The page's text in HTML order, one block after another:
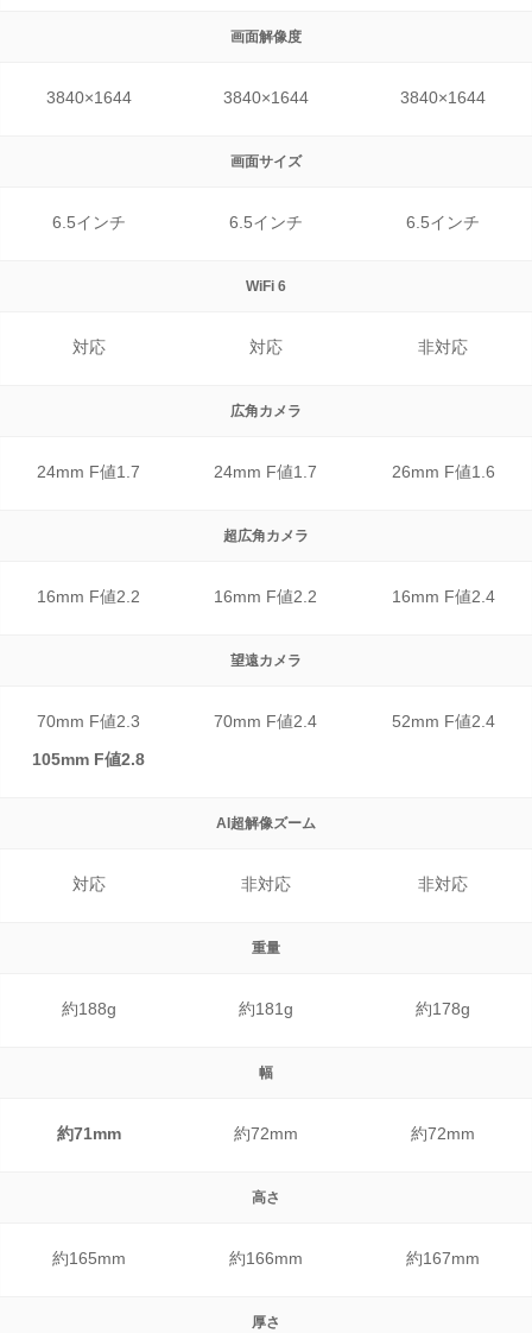
画面解像度
3840×1644 3840×1644 3840×1644
画面サイズ
6.5インチ 6.5インチ 6.5インチ
WiFi 6
対応 対応 非対応
広角カメラ
24mm F値1.7 24mm F値1.7 26mm F値1.6
超広角カメラ
16mm F値2.2 16mm F値2.2 16mm F値2.4
望遠カメラ
70mm F値2.3
105mm F値2.8
70mm F値2.4 52mm F値2.4
AI超解像ズーム
対応 非対応 非対応
重量
約188g 約181g 約178g
幅
約71mm 約72mm 約72mm
高さ
約165mm 約166mm 約167mm
厚さ